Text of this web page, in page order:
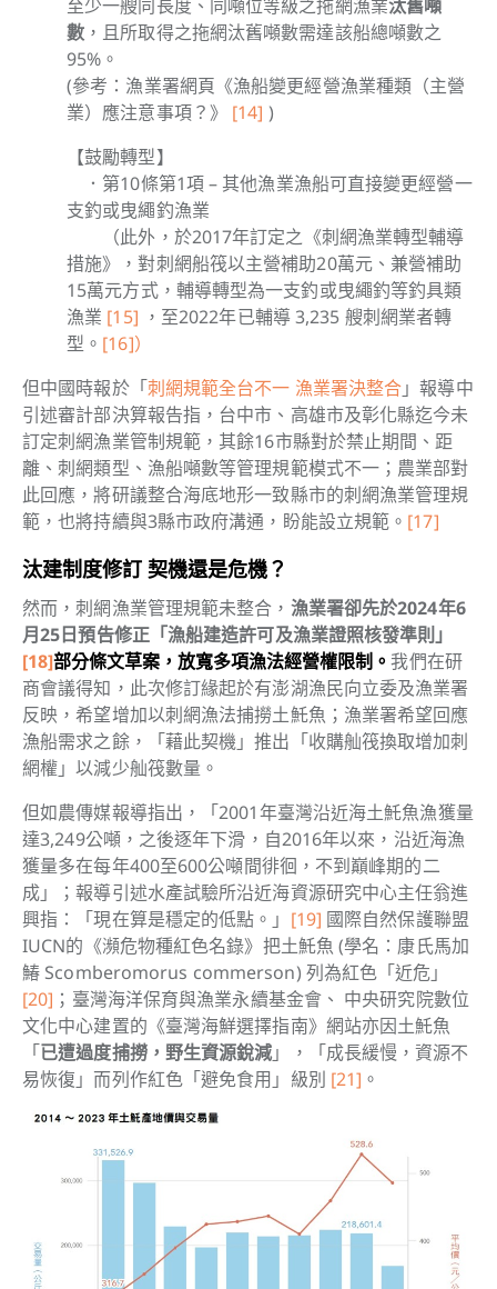
至少一艘同長度、同噸位等級之拖網漁業汰舊噸
數 ，且所取得之拖網汰舊噸數需達該船總噸數之
95%。
(參考： 漁業署網頁《漁船變更經營漁業種類（主營
業）應注意事項？》 [14] )
【鼓勵轉型】
．第10條第1項 – 其他漁業漁船可直接變更經營一
支釣或曳繩釣漁業
（此外，於2017年訂定之《刺網漁業轉型輔導
措施》，對刺網船筏以主營補助20萬元、兼營補助
15萬元方式，輔導轉型為一支釣或曳繩釣等釣具類
漁業 [15] ，至2022年已輔導 3,235 艘刺網業者轉
型。 [16]）
但中國時報於「刺網規範全台不一 漁業署決整合」報導中
引述審計部決算報告指，台中市、高雄市及彰化縣迄今未
訂定刺網漁業管制規範，其餘16市縣對於禁止期間、距
離、刺網類型、漁船噸數等管理規範模式不一；農業部對
此回應，將研議整合海底地形一致縣市的刺網漁業管理規
範，也將持續與3縣市政府溝通，盼能設立規範。 [17]
汰建制度修訂 契機還是危機？
然而，刺網漁業管理規範未整合， 漁業署卻先於2024年6
月25日預告修正「漁船建造許可及漁業證照核發準則」
[18]部分條文草案，放寬多項漁法經營權限制。我們在研
商會議得知，此次修訂緣起於有澎湖漁民向立委及漁業署
反映，希望增加以刺網漁法捕撈土魠魚；漁業署希望回應
漁船需求之餘，「藉此契機」推出「收購舢筏換取增加刺
網權」以減少舢筏數量。
但如農傳媒報導指出，「2001年臺灣沿近海土魠魚漁獲量
達3,249公噸，之後逐年下滑，自2016年以來，沿近海漁
獲量多在每年400至600公噸間徘徊，不到巔峰期的二
成」；報導引述水產試驗所沿近海資源研究中心主任翁進
興指：「現在算是穩定的低點。」 [19] 國際自然保護聯盟
IUCN的《瀕危物種紅色名錄》把土魠魚 (學名：康氏馬加
鰆 Scomberomorus commerson) 列為紅色「近危」
[20] ；臺灣海洋保育與漁業永續基金會、 中央研究院數位
文化中心建置的《臺灣海鮮選擇指南》網站亦因土魠魚
「已遭過度捕撈，野生資源銳減」，「成長緩慢，資源不
易恢復」而列作紅色「避免食用」級別 [21] 。